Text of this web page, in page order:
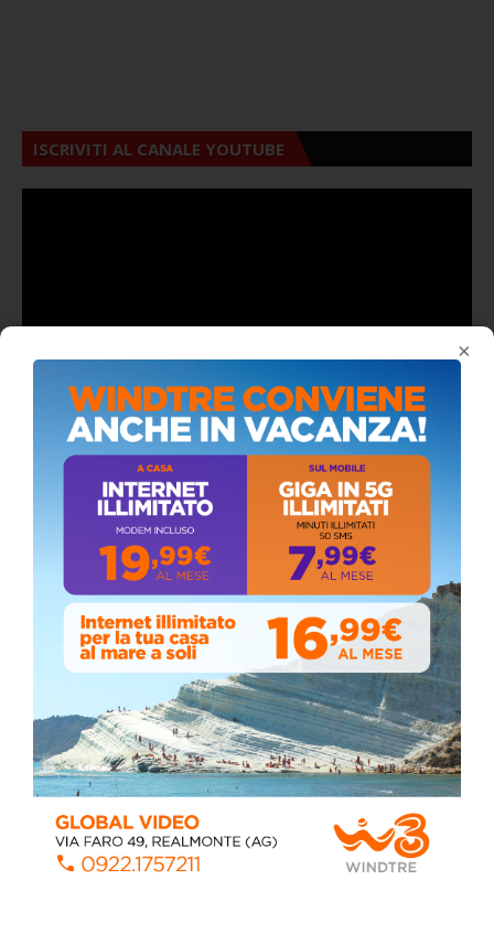
×
ISCRIVITI AL CANALE YOUTUBE
ALMANACCO DEL GIORNO
Coronavirus: messaggio del Sindaco Zambito
ai cittadini
Domenica, Novembre 22, 2020